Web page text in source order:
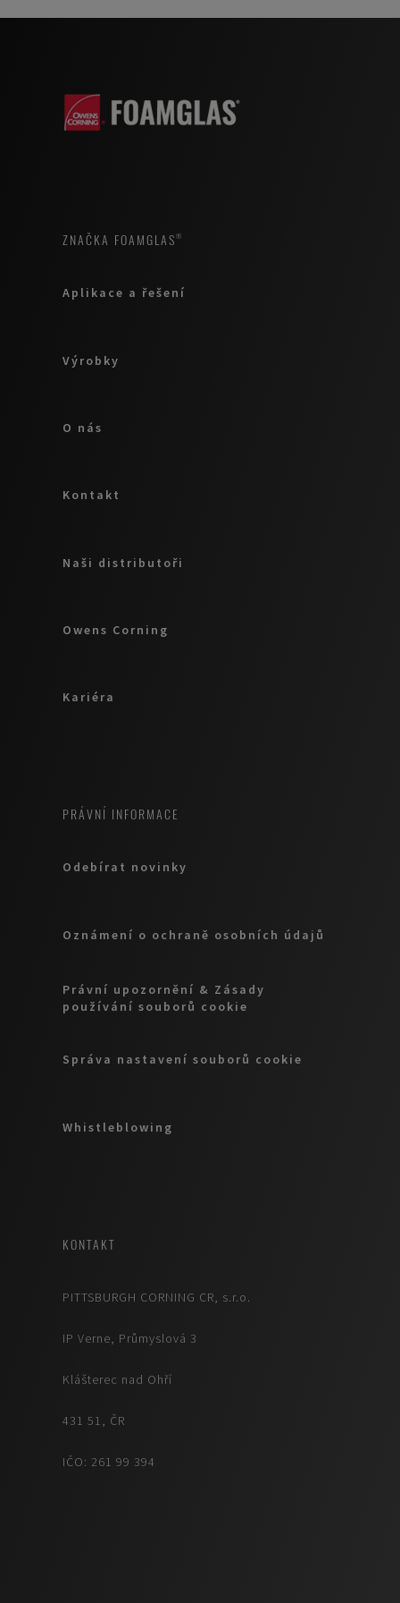
ZNAČKA FOAMGLAS®
Aplikace a řešení
Výrobky
O nás
Kontakt
Naši distributoři
Owens Corning
Kariéra
PRÁVNÍ INFORMACE
Odebírat novinky
Oznámení o ochraně osobních údajů
Právní upozornění & Zásady
používání souborů cookie
Správa nastavení souborů cookie
Whistleblowing
KONTAKT
PITTSBURGH CORNING CR, s.r.o.
IP Verne, Průmyslová 3
Klášterec nad Ohří
431 51, ČR
IČO: 261 99 394